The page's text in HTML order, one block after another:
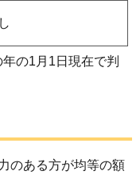
の1月1日現在で判
のある方が均等の額